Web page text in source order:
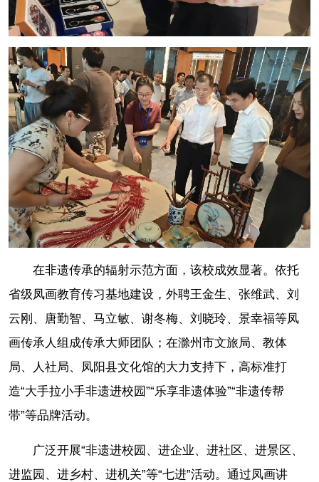
在非遗传承的辐射示范方面，该校成效显著。依托
省级凤画教育传习基地建设，外聘王金生、张维武、刘
云刚、唐勤智、马立敏、谢冬梅、刘晓玲、景幸福等凤
画传承人组成传承大师团队；在滁州市文旅局、教体
局、人社局、凤阳县文化馆的大力支持下，高标准打
造“大手拉小手非遗进校园”“乐享非遗体验”“非遗传帮
带”等品牌活动。
广泛开展“非遗进校园、进企业、进社区、进景区、
进监园、进乡村、进机关”等“七进”活动。通过凤画讲